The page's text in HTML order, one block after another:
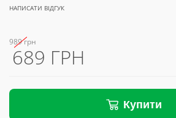
НАПИСАТИ ВІДГУК
989 грн
689 ГРН
Купити